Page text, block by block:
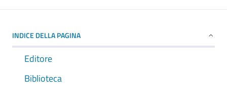
INDICE DELLA PAGINA
Editore
Biblioteca